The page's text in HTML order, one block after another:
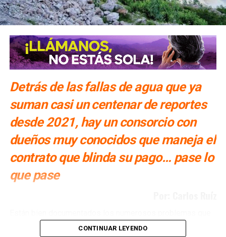
Detrás de las fallas de agua que ya
suman casi un centenar de reportes
desde 2021, hay un consorcio con
dueños muy conocidos que maneja el
contrato que blinda su pago… pase lo
que pase
ha tenido San Luis Potosí con la Presa El Realito, un
CONTINUAR LEYENDO